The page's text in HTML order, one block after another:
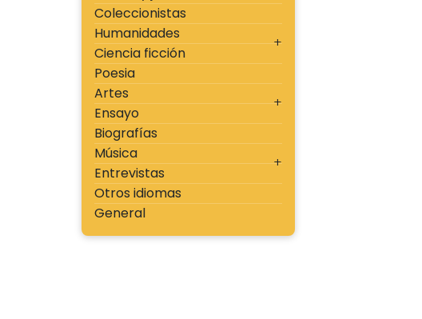
Coleccionistas
Humanidades
Ciencia ficción
Poesia
Artes
Ensayo
Biografías
Música
Entrevistas
Otros idiomas
General